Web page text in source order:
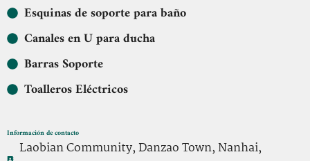
Esquinas de soporte para baño
Canales en U para ducha
Barras Soporte
Toalleros Eléctricos
Información de contacto
Laobian Community, Danzao Town, Nanhai,